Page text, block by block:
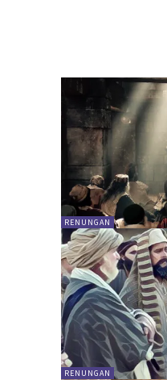
RENUNGAN
RENUNGAN